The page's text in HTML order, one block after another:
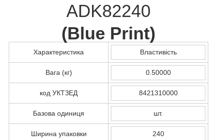
ADK82240
(Blue Print)
Характеристика Властивість
Вага (кг) 0.50000
код УКТЗЕД 8421310000
Базова одиниця шт.
Ширина упаковки 240